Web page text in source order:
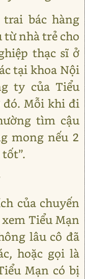
trai bác hàng
từ nhà trẻ cho
thạc sĩ ở
tại khoa Nội
ty của Tiểu
đó. Mỗi khi đi
tìm cậu
mong nếu 2
của chuyến
Tiểu Mạn
lâu cô đã
hoặc gọi là
Mạn có bị